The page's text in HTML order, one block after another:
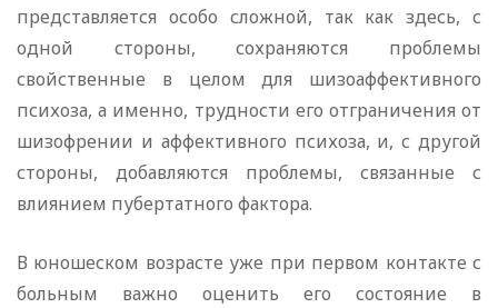
представляется особо сложной, так как здесь, с
одной стороны, сохраняются проблемы
свойственные в целом для шизоаффективного
психоза, а именно, трудности его отграничения от
шизофрении и аффективного психоза, и, с другой
стороны, добавляются проблемы, связанные с
влиянием пубертатного фактора.
В юношеском возрасте уже при первом контакте с
больным важно оценить его состояние в